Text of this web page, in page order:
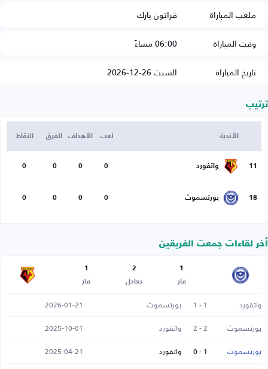
ملعب المباراة
فراتون بارك
وقت المباراة
06:00 مساءً
تاريخ المباراة
السبت 26-12-2026
ترتيب
الأندية لعب الأهداف الفرق النقاط
11 واتفورد 0
0
0
0
18 بورتسموث 0
0
0
0
أخر لقاءات جمعت الفريقين
1
فاز
2
تعادل
1
فاز
واتفورد 1 - 1 بورتسموث
2026-01-21
بورتسموث
2 - 2 واتفورد
2025-10-01
بورتسموث
1 - 0 واتفورد
2025-04-21